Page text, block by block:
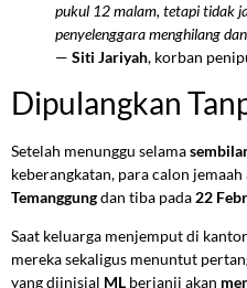
pukul 12 malam, tetapi tidak
penyelenggara menghilang
— Siti Jariyah, korban
Dipulangkan
Setelah menunggu selama
keberangkatan, para calon
Temanggungdan tiba pada 22
Saat keluarga menjemput di
mereka sekaligus menuntut
yang diinisial ML berjanji akan